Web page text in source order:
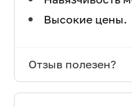
Высокие цены.
Отзыв полезен?